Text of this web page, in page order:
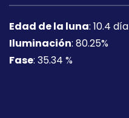
Edad de la luna: 10.4 día
Iluminación: 80.25%
Fase: 35.34 %